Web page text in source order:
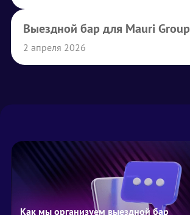
Выездной бар для Mauri Group
2 апреля 2026
Как мы организуем выездной бар